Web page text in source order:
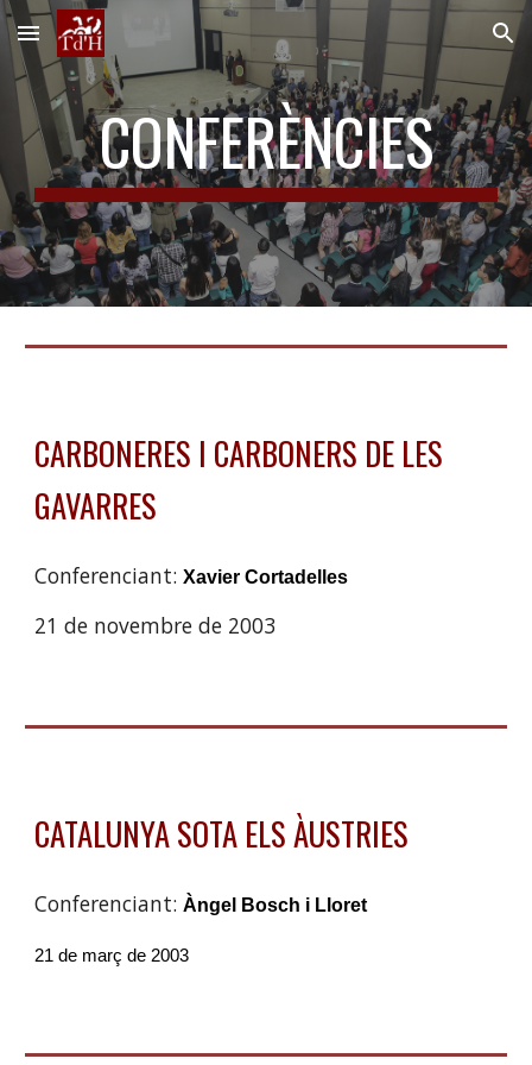
Skip to main content Skip to navigation
CONFERÈNCIES
CARBONERES I CARBONERS DE LES
GAVARRES
Conferenciant:Xavier Cortadelles
21 de novembre de 2003
CATALUNYA SOTA ELS ÀUSTRIES
Conferenciant:Àngel Bosch i Lloret
21 de març de 2003